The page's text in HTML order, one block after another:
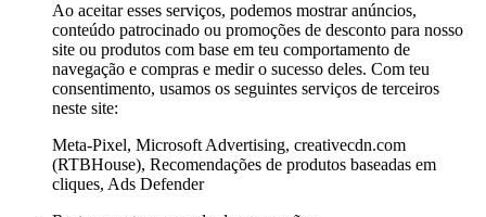
Ao aceitar esses serviços, podemos mostrar anúncios,
conteúdo patrocinado ou promoções de desconto para nosso
site ou produtos com base em teu comportamento de
navegação e compras e medir o sucesso deles. Com teu
consentimento, usamos os seguintes serviços de terceiros
neste site:
Meta-Pixel, Microsoft Advertising, creativecdn.com
(RTBHouse), Recomendações de produtos baseadas em
cliques, Ads Defender